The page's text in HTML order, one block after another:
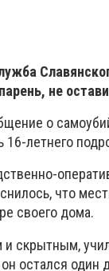
не
о
16-летнего
что
своего дома.
скрытным,
остался